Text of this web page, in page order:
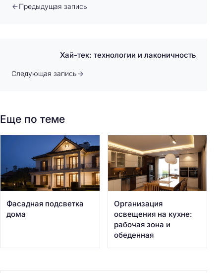
Предыдущая запись
Хай-тек: технологии и лаконичность
Следующая запись
Еще по теме
Фасадная подсветка
дома
Организация
освещения на кухне:
рабочая зона и
обеденная